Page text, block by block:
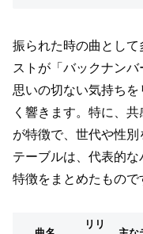
振られた時の曲とし
ストが「バックナン
思いの切ない気持ち
く響きます。特に、
が特徴で、世代や性
テーブルは、代表的
特徴をまとめたもので
リリ